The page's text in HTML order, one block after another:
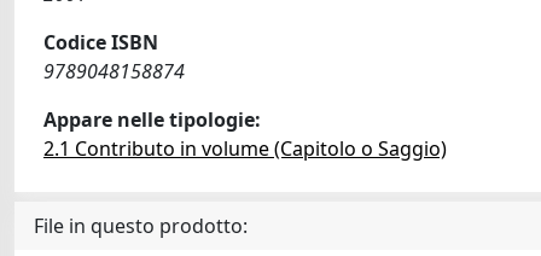
Codice ISBN
9789048158874
Appare nelle tipologie:
2.1 Contributo in volume (Capitolo o Saggio)
File in questo prodotto: